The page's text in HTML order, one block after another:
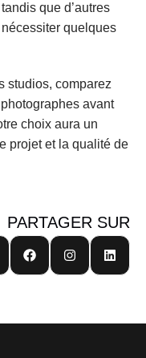
que d’autres
quelques
studios, comparez
avant
choix aura un
projet et la qualité de
PARTAGER SUR